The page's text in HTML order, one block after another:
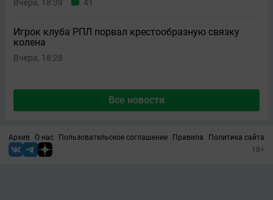
Вчера, 18:39 41
Игрок клуба РПЛ порвал крестообразную связку
колена
Вчера, 18:28
Все новости
Архив О нас Пользовательское соглашение Правила
Политика сайта
18+